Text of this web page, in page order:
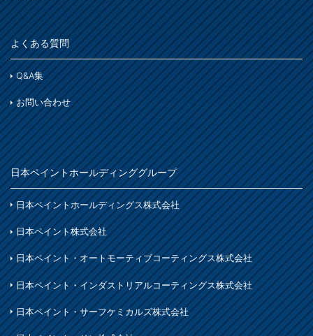
コンクリート
床・ベランダ・屋上
コンクリート床・アスファルト
ガーデン
プラスチック製品
木部
鉄製品
着色
ホビー・工作
石材・タイル
着色
木部
木部
鉄部
紙・発泡スチロール
その他
ガーデン
着色
木部ステイン・ニス・ワックス
スプレー
ホビー・工作
塗装用具
よくある質問
Q&A集
お問い合わせ
日本ペイントホールディンググループ
日本ペイントホールディングス株式会社
日本ペイント株式会社
日本ペイント・オートモーティブコーティングス株式会社
日本ペイント・インダストリアルコーティングス株式会社
日本ペイント・サーフケミカルズ株式会社